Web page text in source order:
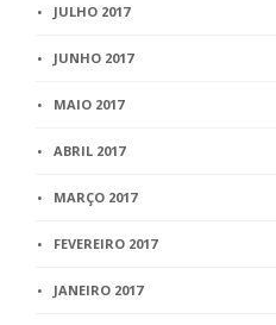
JULHO 2017
JUNHO 2017
MAIO 2017
ABRIL 2017
MARÇO 2017
FEVEREIRO 2017
JANEIRO 2017